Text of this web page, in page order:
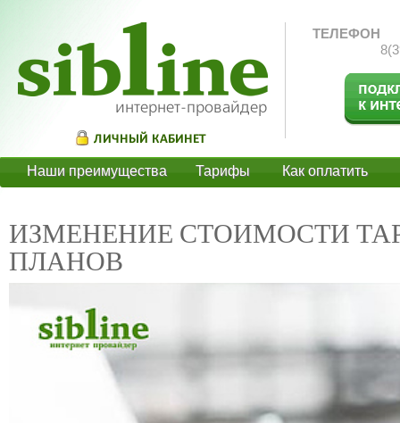
ТЕЛЕФОН
Наши преимущества Тарифы Как оплатить
ИЗМЕНЕНИЕ СТОИМОСТИ
ПЛАНОВ